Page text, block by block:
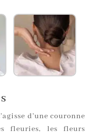
d’une couronne
fleuries, les fleurs